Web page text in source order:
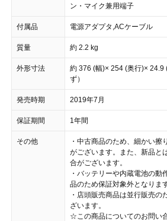
ン・マイク兼用端子
付属品 電源アダプタ,ACケーブル
質量 約 2.2 kg
外形寸法
約 376 (幅)× 254 (奥行)× 24.9
ず）
発売時期 2019年7月
保証期間 1年間
その他
・中古商品のため、細かい擦
がございます。また、新品と
合がございます。
・バッテリーや内蔵電池の動
品のため保証対象外となります
・店頭販売商品は並行販売の
ざいます。
☆この商品についてのお問い